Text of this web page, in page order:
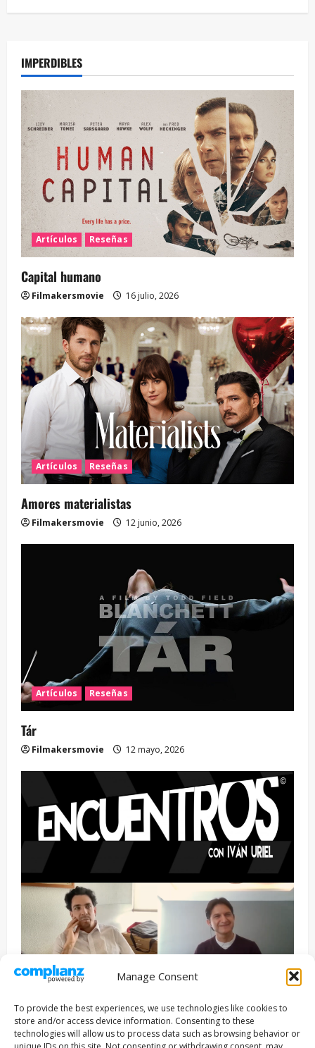
Manage Consent
To provide the best experiences, we use technologies like cookies to
store and/or access device information. Consenting to these
technologies will allow us to process data such as browsing behavior or
IMPERDIBLES
Artículos Reseñas
Capital humano
Filmakersmovie 16 julio, 2026
Artículos Reseñas
Amores materialistas
Filmakersmovie 12 junio, 2026
Artículos Reseñas
Tár
Filmakersmovie 12 mayo, 2026
Entrevista Series
ENCUENTROS CON IVÁN URIEL T3E22: JUAN PATRICIO
RIVEROLL